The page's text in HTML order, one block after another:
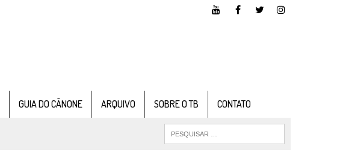
GUIA DO CÂNONE ARQUIVO SOBRE O TB CONTATO